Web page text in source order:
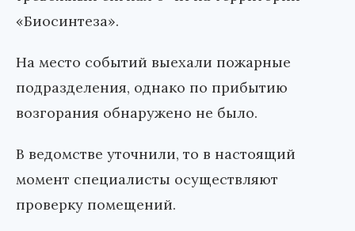
«Биосинтеза».
На место событий выехали пожарные
подразделения, однако по прибытию
возгорания обнаружено не было.
В ведомстве уточнили, то в настоящий
момент специалисты осуществляют
проверку помещений.